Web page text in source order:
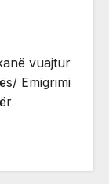
vuajtur
Emigrimi